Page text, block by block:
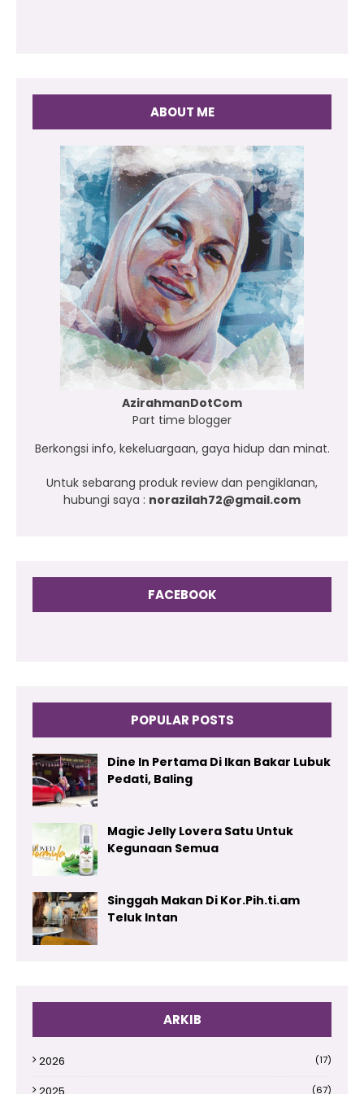
ABOUT ME
AzirahmanDotCom
Part time blogger
Berkongsi info, kekeluargaan, gaya hidup dan minat.
Untuk sebarang produk review dan pengiklanan,
hubungi saya : norazilah72@gmail.com
FACEBOOK
POPULAR POSTS
Dine In Pertama Di Ikan Bakar Lubuk
Pedati, Baling
Magic Jelly Lovera Satu Untuk
Kegunaan Semua
Singgah Makan Di Kor.Pih.ti.am
Teluk Intan
ARKIB
2026 (17)
(67)